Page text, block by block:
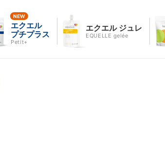
エクエル
プチプラス
Petit+
エクエル ジュレ
EQUELLE gelée